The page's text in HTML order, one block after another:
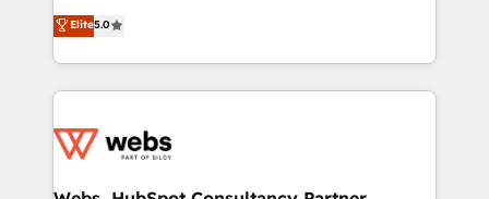
Execution • 750+ onboardings and 2,000+
implementations • Deep expertise across marketing,
BBD Boom is the HubSpot partner that can help you
to HubSpot Better. We work with your teams to
solve all your HubSpot challenges and improve user
adoption, sales process and marketing results.
the first time 🔧 Designing and optimising your
and build using HubSpot 🔌 Integrating HubSpot
Elite5.0